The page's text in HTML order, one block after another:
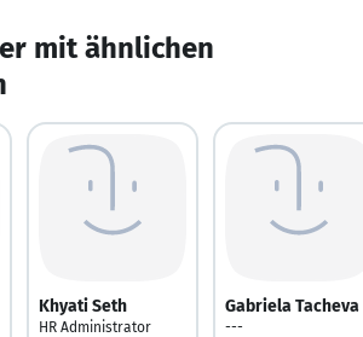
mit ähnlichen
Khyati Seth
HR Administrator
Gabriela Tacheva
---